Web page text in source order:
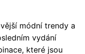
módní trendy a
vydání
které jsou